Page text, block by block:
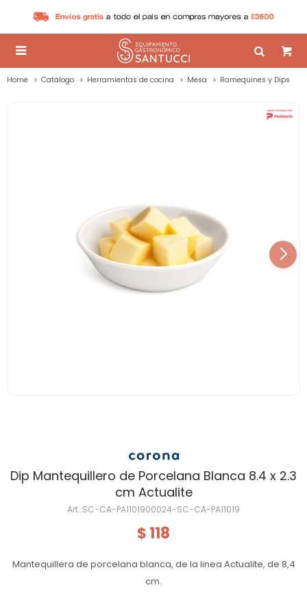

Home Catálogo Herramientas de cocina Mesa Ramequines y Dips
Dip Mantequillero de Porcelana Blanca 8.4 x 2.3
cm Actualite
SC-CA-PA1101900024-SC-CA-PA11019
$ 118
Mantequillera de porcelana blanca, de la linea Actualite, de 8,4
cm.